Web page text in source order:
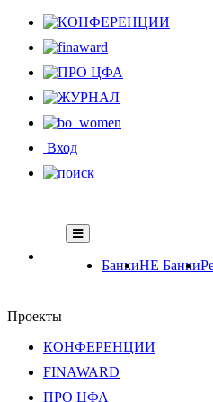
Вход
БанкиНЕ Банки
Проекты
КОНФЕРЕНЦИИ
FINAWARD
ПРО ЦФА